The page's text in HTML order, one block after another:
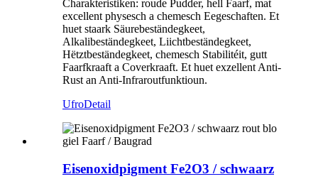
Charakteristiken: roude Pudder, hell Faarf, mat
excellent physesch a chemesch Eegeschaften. Et
huet staark Säurebeständegkeet,
Alkalibeständegkeet, Liichtbeständegkeet,
Hëtztbeständegkeet, chemesch Stabilitéit, gutt
Faarfkraaft a Coverkraaft. Et huet exzellent Anti-
Rust an Anti-Infraroutfunktioun.
UfroDetail
Eisenoxidpigment Fe2O3 / schwaarz